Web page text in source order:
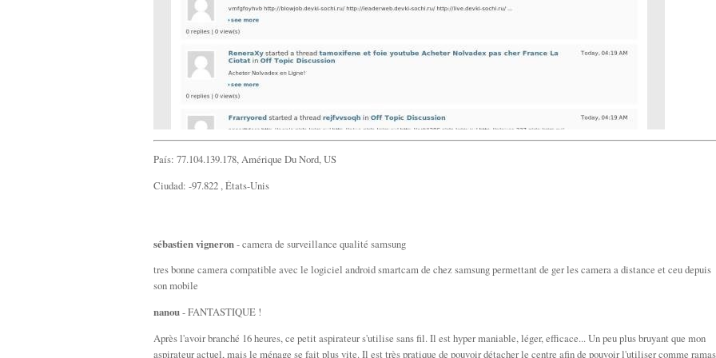
País: 77.104.139.178, Amérique Du Nord, US
Ciudad: -97.822 , États-Unis
sébastien vigneron- camera de surveillance qualité samsung
tres bonne camera compatible avec le logiciel android smartcam de chez samsung permettant de ger les camera a distance et ceu depuis
son mobile
nanou- FANTASTIQUE !
Après l'avoir branché 16 heures, ce petit aspirateur s'utilise sans fil. Il est hyper maniable, léger, efficace... Un peu plus bruyant que mon
aspirateur actuel, mais le ménage se fait plus vite. Il est très pratique de pouvoir détacher le centre afin de pouvoir l'utiliser comme